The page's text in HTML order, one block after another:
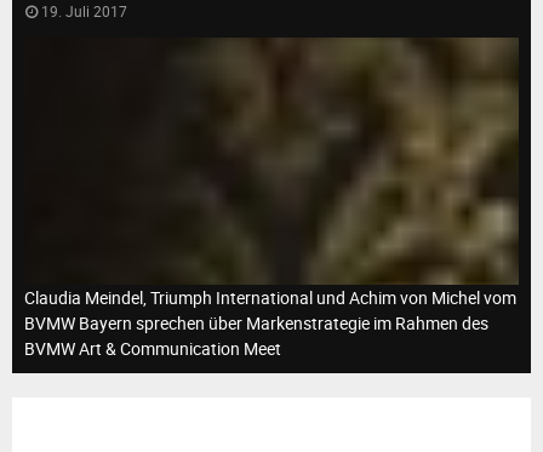
M
E
19. Juli 2017
Claudia Meindel, Triumph International und Achim von Michel vom
BVMW Bayern sprechen über Markenstrategie im Rahmen des
BVMW Art & Communication Meet